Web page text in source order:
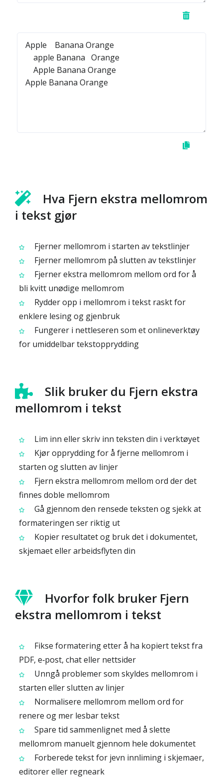
Hva Fjern ekstra mellomrom
i tekst gjør
Fjerner mellomrom i starten av tekstlinjer
Fjerner mellomrom på slutten av tekstlinjer
Fjerner ekstra mellomrom mellom ord for å
bli kvitt unødige mellomrom
Rydder opp i mellomrom i tekst raskt for
enklere lesing og gjenbruk
Fungerer i nettleseren som et onlineverktøy
for umiddelbar tekstopprydding
Slik bruker du Fjern ekstra
mellomrom i tekst
Lim inn eller skriv inn teksten din i verktøyet
Kjør opprydding for å fjerne mellomrom i
starten og slutten av linjer
Fjern ekstra mellomrom mellom ord der det
finnes doble mellomrom
Gå gjennom den rensede teksten og sjekk at
formateringen ser riktig ut
Kopier resultatet og bruk det i dokumentet,
skjemaet eller arbeidsflyten din
Hvorfor folk bruker Fjern
ekstra mellomrom i tekst
Fikse formatering etter å ha kopiert tekst fra
PDF, e‑post, chat eller nettsider
Unngå problemer som skyldes mellomrom i
starten eller slutten av linjer
Normalisere mellomrom mellom ord for
renere og mer lesbar tekst
Spare tid sammenlignet med å slette
mellomrom manuelt gjennom hele dokumentet
Forberede tekst for jevn innliming i skjemaer,
editorer eller regneark